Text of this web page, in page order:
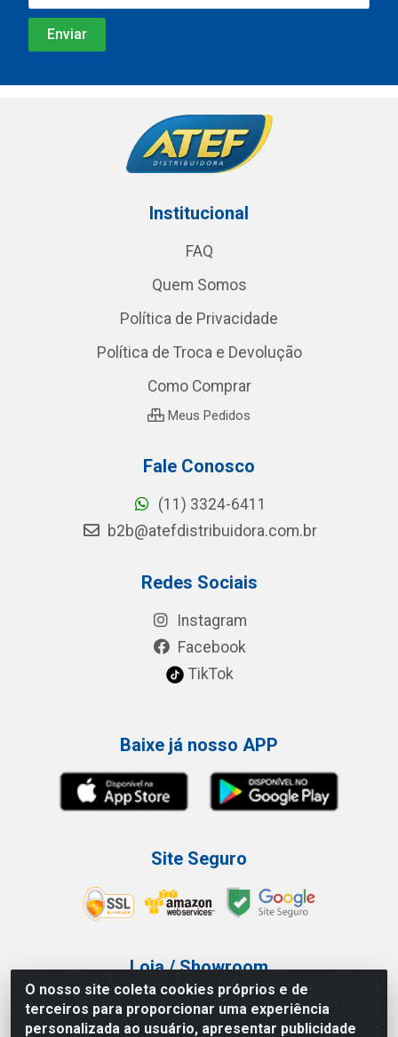
O nosso site coleta cookies próprios e de
terceiros para proporcionar uma experiência
personalizada ao usuário, apresentar publicidade
Institucional
FAQ
Quem Somos
Política de Privacidade
Política de Troca e Devolução
Como Comprar
Meus Pedidos
Fale Conosco
(11) 3324-6411
b2b@atefdistribuidora.com.br
Redes Sociais
Instagram
Facebook
TikTok
Baixe já nosso APP
Site Seguro
Loja / Showroom
Tel.: (11) 3227-0546
Av Vautier, 587/597 - Pari - São Paulo/SP